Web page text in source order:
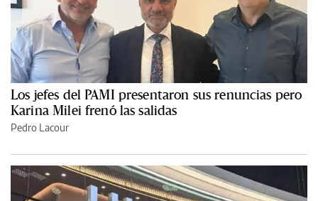
Los jefes del PAMI presentaron sus renuncias pero
Karina Milei frenó las salidas
Pedro Lacour